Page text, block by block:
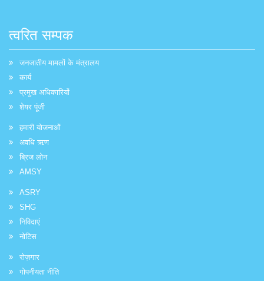
त्वरित सम्पक
जनजातीय मामलों के मंत्रालय
कार्य
प्रमुख अधिकारियों
शेयर पूंजी
हमारी योजनाओं
अवधि ऋण
ब्रिज लोन
AMSY
ASRY
SHG
निविदाएं
नोटिस
रोज़गार
गोपनीयता नीति